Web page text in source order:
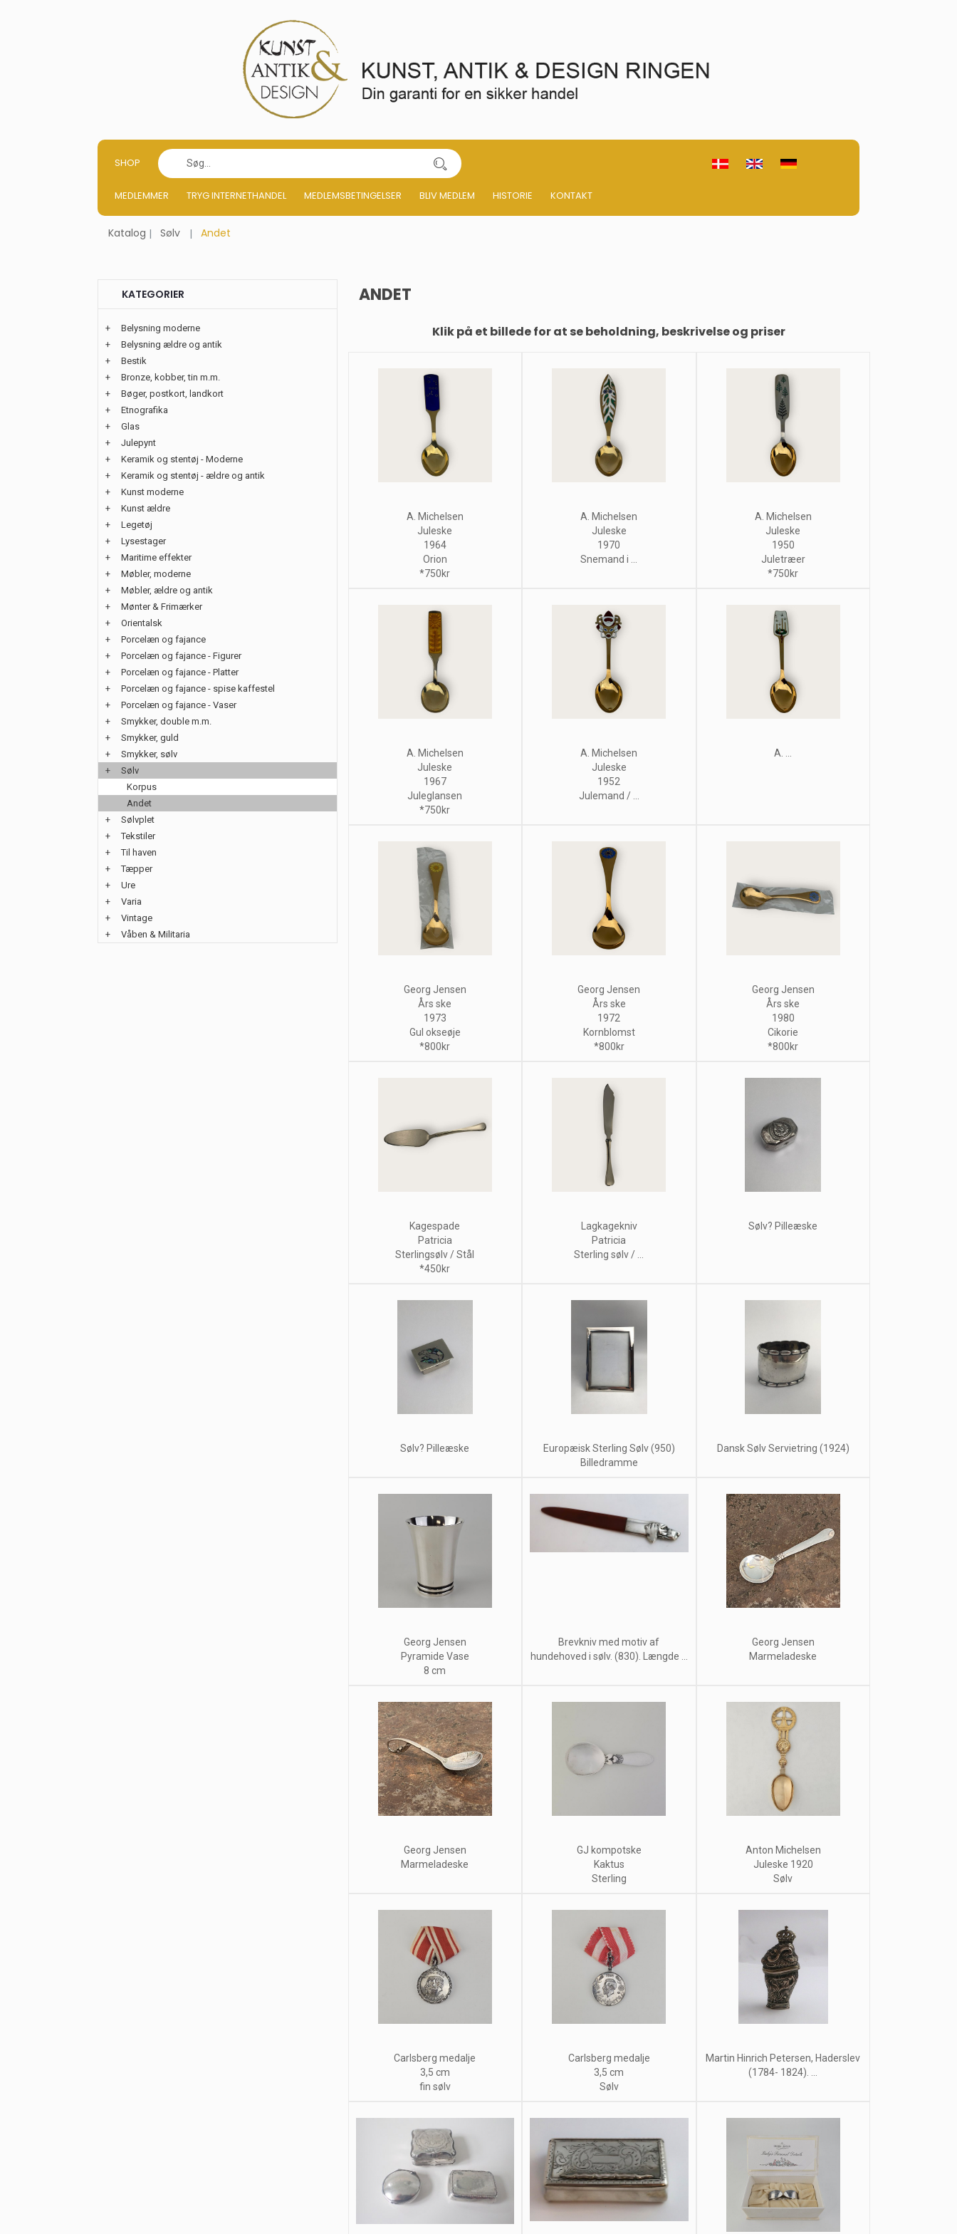
SHOP
MEDLEMMER TRYG INTERNETHANDEL MEDLEMSBETINGELSER BLIV MEDLEM HISTORIE KONTAKT
Katalog Sølv Andet
ANDET
Klik på et billede for at se beholdning, beskrivelse og priser
A. Michelsen
Juleske
1964
Orion
*750kr
A. Michelsen
Juleske
1970
Snemand i ...
A. Michelsen
Juleske
1950
Juletræer
*750kr
A. Michelsen
Juleske
1967
Juleglansen
*750kr
A. Michelsen
Juleske
1952
Julemand / ...
A. ...
Georg Jensen
Års ske
1973
Gul okseøje
*800kr
Georg Jensen
Års ske
1972
Kornblomst
*800kr
Georg Jensen
Års ske
1980
Cikorie
*800kr
Kagespade
Patricia
Sterlingsølv / Stål
*450kr
Lagkagekniv
Patricia
Sterling sølv / ...
Sølv? Pilleæske
Sølv? Pilleæske
Europæisk Sterling Sølv (950)
Billedramme
Dansk Sølv Servietring (1924)
Georg Jensen
Pyramide Vase
8 cm
Brevkniv med motiv af
hundehoved i sølv. (830). Længde ...
Georg Jensen
Marmeladeske
Georg Jensen
Marmeladeske
GJ kompotske
Kaktus
Sterling
Anton Michelsen
Juleske 1920
Sølv
Carlsberg medalje
3,5 cm
fin sølv
Carlsberg medalje
3,5 cm
Sølv
Martin Hinrich Petersen, Haderslev
(1784- 1824). ...
KATEGORIER
+
Belysning moderne
+
Belysning ældre og antik
+
Bestik
+
Bronze, kobber, tin m.m.
+
Bøger, postkort, landkort
+
Etnografika
+
Glas
+
Julepynt
+
Keramik og stentøj - Moderne
+
Keramik og stentøj - ældre og antik
+
Kunst moderne
+
Kunst ældre
+
Legetøj
+
Lysestager
+
Maritime effekter
+
Møbler, moderne
+
Møbler, ældre og antik
+
Mønter & Frimærker
+
Orientalsk
+
Porcelæn og fajance
+
Porcelæn og fajance - Figurer
+
Porcelæn og fajance - Platter
+
Porcelæn og fajance - spise kaffestel
+
Porcelæn og fajance - Vaser
+
Smykker, double m.m.
+
Smykker, guld
+
Smykker, sølv
+
Sølv
Korpus
Andet
+
Sølvplet
+
Tekstiler
+
Til haven
+
Tæpper
+
Ure
+
Varia
+
Vintage
+
Våben & Militaria